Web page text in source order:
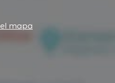
mapa